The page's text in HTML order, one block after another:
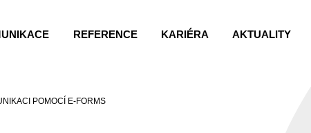
REFERENCE KARIÉRA AKTUALITY
POMOCÍ E-FORMS